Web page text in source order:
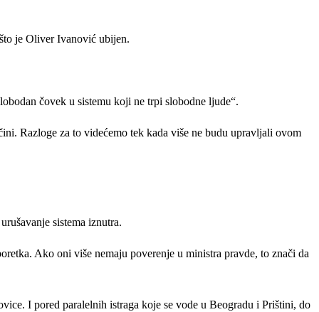
je Oliver Ivanović ubijen.
čovek u sistemu koji ne trpi slobodne ljude“.
Razloge za to videćemo tek kada više ne budu upravljali ovom
sistema iznutra.
Ako oni više nemaju poverenje u ministra pravde, to znači da
I pored paralelnih istraga koje se vode u Beogradu i Prištini, do